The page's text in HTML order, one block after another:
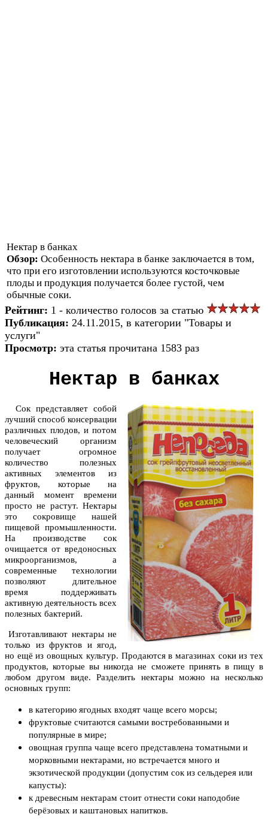
Нектар в банках
Обзор: Особенность нектара в банке заключается в том,
что при его изготовлении используются косточковые
плоды и продукция получается более густой, чем
обычные соки.
Рейтинг: 1 - количество голосов за статью
Публикация: 24.11.2015, в категории "Товары и
услуги"
Просмотр: эта статья прочитана 1583 раз
Нектар в банках
Сок представляет собой
лучший способ консервации
различных плодов, и потом
человеческий организм
получает огромное
количество полезных
активных элементов из
фруктов, которые на
данный момент времени
просто не растут. Нектары
это сокровище нашей
пищевой промышленности.
На производстве сок
очищается от вредоносных
микроорганизмов, а
современные технологии
позволяют длительное
время поддерживать
активную деятельность всех
полезных бактерий.
Изготавливают нектары не
только из фруктов и ягод,
но ещё из овощных культур. Продаются в магазинах соки из тех
продуктов, которые вы никогда не сможете принять в пищу в
любом другом виде. Разделить нектары можно на несколько
основных групп:
в категорию ягодных входят чаще всего морсы;
фруктовые считаются самыми востребованными и
популярные в мире;
овощная группа чаще всего представлена томатными и
морковными нектарами, но встречается много и
экзотической продукции (допустим сок из сельдерея или
капусты):
к древесным нектарам стоит отнести соки наподобие
берёзовых и каштановых напитков.